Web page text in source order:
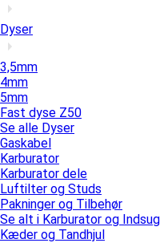
Dyser
3,5mm
4mm
5mm
Fast dyse Z50
Se alle Dyser
Gaskabel
Karburator
Karburator dele
Luftilter og Studs
Pakninger og Tilbehør
Se alt i Karburator og
Kæder og Tandhjul